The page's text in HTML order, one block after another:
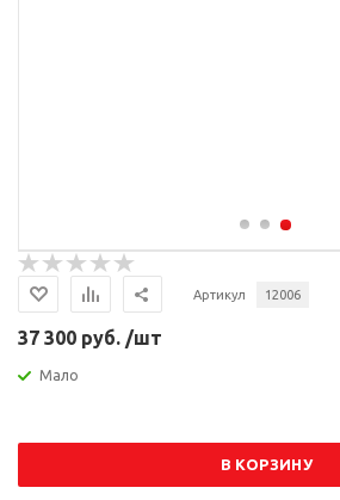
Артикул 12006
37 300 руб. /шт
Мало
В КОРЗИНУ